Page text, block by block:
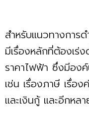
สำหรับแนวทางการ
มีเรื่องหลักที่ต้องเร่
ราคาไฟฟ้า ซึ่งมีอง
เช่น เรื่องภาษี เรื่อง
และเงินกู้ และอีกหล